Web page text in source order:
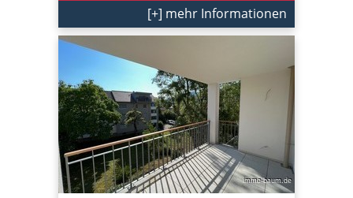
[+] mehr Informationen